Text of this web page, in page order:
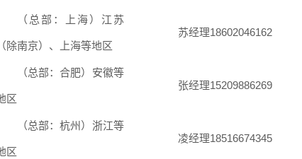
（总部：上海）江苏
（除南京）、上海等地区
苏经理18602046162
（总部：合肥） 安徽等
区
张经理15209886269
（总部：杭州）浙江等
区
凌经理18516674345